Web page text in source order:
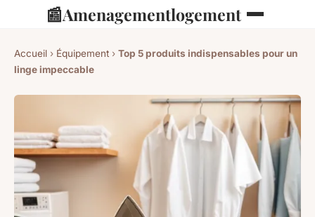
📰Amenagementlogement
Accueil › Équipement › Top 5 produits indispensables pour un
linge impeccable